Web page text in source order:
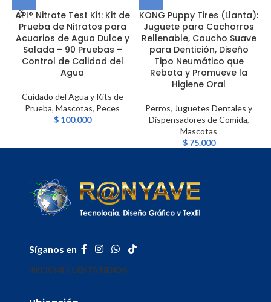
API® Nitrate Test Kit: Kit de
Prueba de Nitratos para
Acuarios de Agua Dulce y
Salada – 90 Pruebas –
Control de Calidad del
Agua
Cuidado del Agua y Kits de
Prueba, Mascotas, Peces
$100.000
KONG Puppy Tires (Llanta):
Juguete para Cachorros
Rellenable, Caucho Suave
para Dentición, Diseño
Tipo Neumático que
Rebota y Promueve la
Higiene Oral
Perros, Juguetes Dentales y
Dispensadores de Comida,
Mascotas
$75.000
Síganos en
INICIOMI CUENTATIENDA